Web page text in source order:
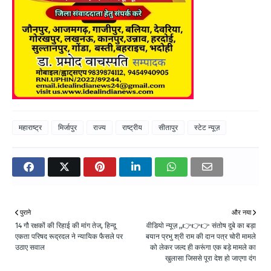
महाराष्ट्र मिर्जापुर राज्य राष्ट्रीय सीतापुर स्टेट न्यूज़
और नया
वीडियो न्यूज़ ,,👉👉👉 संतोष दुबे का बड़ा
बयान प्रभु श्री राम की दान पत्र चोरी मामले
को लेकर जल्द ही करूंगा एक बड़े मामले का
खुलासा जिससे पूरा देश हो जाएगा दंग
पुराने
14 गौ रक्षकों की रिहाई की मांग तेज, हिन्दू
एकता परिषद रूद्रदल ने न्यायिक फैसले पर
उठाए सवाल